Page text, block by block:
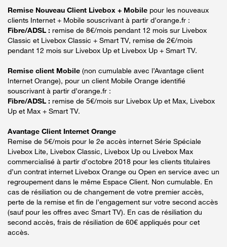
Remise Nouveau Client Livebox + Mobile pour les nouveaux
clients Internet + Mobile souscrivant à partir d’orange.fr :
Fibre/ADSL : remise de 8€/mois pendant 12 mois sur Livebox
Classic et Livebox Classic + Smart TV, remise de 2€/mois
pendant 12 mois sur Livebox Up et Livebox Up + Smart TV.
Remise client Mobile (non cumulable avec l’Avantage client
Internet Orange), pour un client Mobile Orange identifié
souscrivant à partir d’orange.fr :
Fibre/ADSL : remise de 5€/mois sur Livebox Up et Max, Livebox
Up et Max + Smart TV.
Avantage Client Internet Orange
Remise de 5€/mois pour le 2e accès internet Série Spéciale
Livebox Lite, Livebox Classic, Livebox Up ou Livebox Max
commercialisé à partir d’octobre 2018 pour les clients titulaires
d’un contrat internet Livebox Orange ou Open en service avec un
regroupement dans le même Espace Client. Non cumulable. En
cas de résiliation ou de changement de votre premier accès,
perte de la remise et fin de l’engagement sur votre second accès
(sauf pour les offres avec Smart TV). En cas de résiliation du
second accès, frais de résiliation de 60€ appliqués pour cet
accès.